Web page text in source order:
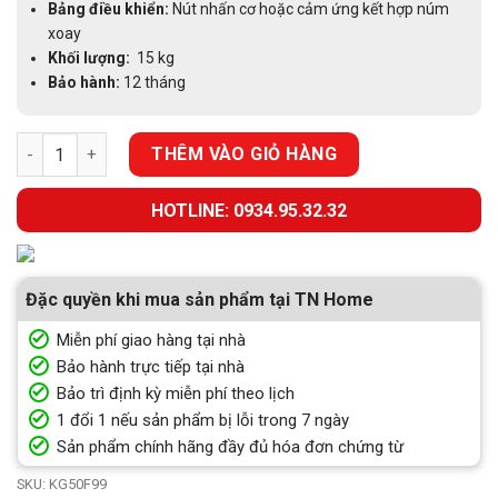
Bảng điều khiển: Nút nhấn cơ hoặc cảm ứng kết hợp núm
xoay
Khối lượng: 15 kg
Bảo hành: 12 tháng
MÁY LÀM MÁT KHÔNG KHÍ KANGAROO KG50F99 số lượng
THÊM VÀO GIỎ HÀNG
HOTLINE: 0934.95.32.32
Đặc quyền khi mua sản phẩm tại TN Home
Miễn phí giao hàng tại nhà
Bảo hành trực tiếp tại nhà
Bảo trì định kỳ miễn phí theo lịch
1 đổi 1 nếu sản phẩm bị lỗi trong 7 ngày
Sản phẩm chính hãng đầy đủ hóa đơn chứng từ
SKU: KG50F99